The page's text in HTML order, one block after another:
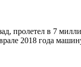
пролетел в 7
2018 года